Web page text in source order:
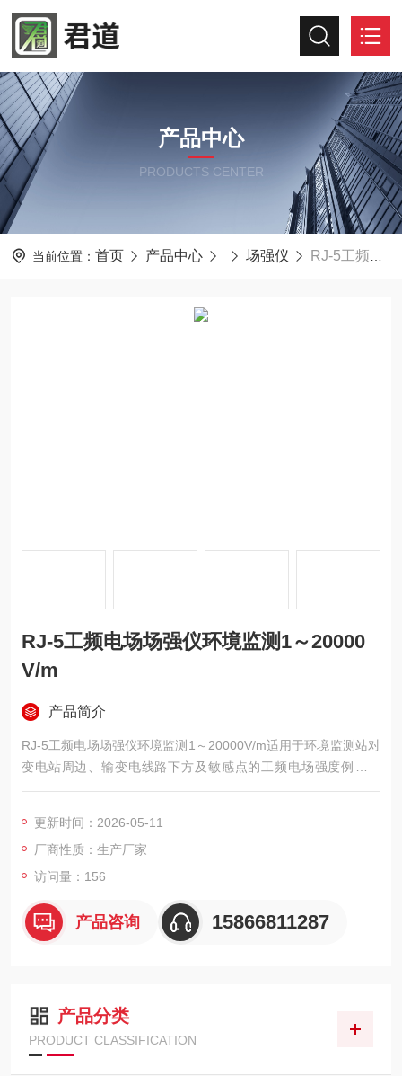
产品中心
PRODUCTS CENTER
当前位置： 首页 产品中心 场强仪 RJ-5工频电场场强仪环境监测1～20000V/m
RJ-5工频电场场强仪环境监测1～20000
V/m
产品简介
RJ-5工频电场场强仪环境监测1～20000V/m适用于环境监测站对
变电站周边、输变电线路下方及敏感点的工频电场强度例行测
量。采用工频感应电荷原理，数字表头直读场强值，整机便携，
更新时间：2026-05-11
厂商性质：生产厂家
访问量：156
产品咨询 15866811287
产品分类
PRODUCT CLASSIFICATION